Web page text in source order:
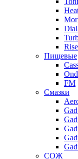
Пищевые
FM
Смазки
СОЖ